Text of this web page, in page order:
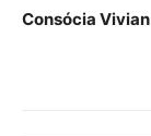
Consócia Vivian